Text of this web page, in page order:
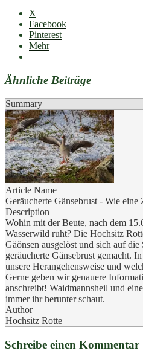
X
Facebook
Pinterest
Mehr
Ähnliche Beiträge
Summary
Article Name
Geräucherte Gänsebrust - Wie
Description
Wohin mit der Beute, nach dem
Wasserwild ruht? Die Hochsitz
Gäönsen ausgelöst und sich auf
geräucherte Gänsebrust gemacht.
unsere Herangehensweise und
Gerne geben wir genauere
anschreibt! Waidmannsheil und
immer ihr herunter schaut.
Author
Hochsitz Rotte
Schreibe einen Kommentar